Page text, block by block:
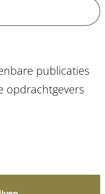
publicaties
opdrachtgevers